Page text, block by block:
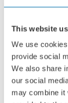
This website
We use
provide social
We also share
our social
may combine it
Visie Schone
emissievrij is.
Verhuizing
Al een aantal
van de